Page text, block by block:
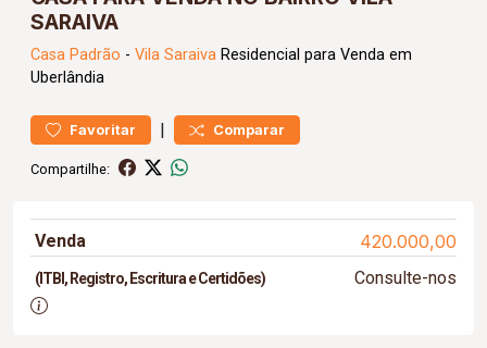
SARAIVA
Casa Padrão - Vila Saraiva Residencial para Venda em
Uberlândia
Favoritar | Comparar
Compartilhe:
Venda 420.000,00
(ITBI, Registro, Escritura e Certidões) Consulte-nos